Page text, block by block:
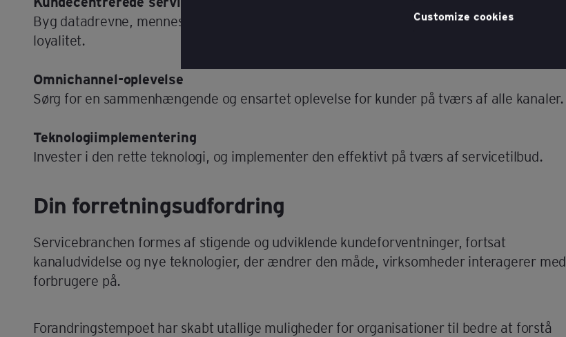
Byg datadrevne, menneskecentrerede servicetilbud, der fremmer kundetilfredshed og
loyalitet.
Omnichannel-oplevelse
Sørg for en sammenhængende og ensartet oplevelse for kunder på tværs af alle kanaler.
Teknologiimplementering
Invester i den rette teknologi, og implementer den effektivt på tværs af servicetilbud.
Din forretningsudfordring
Servicebranchen formes af stigende og udviklende kundeforventninger, fortsat
kanaludvidelse og nye teknologier, der ændrer den måde, virksomheder interagerer med
forbrugere på.
Forandringstempoet har skabt utallige muligheder for organisationer til bedre at forstå
for more information.
Customize cookies